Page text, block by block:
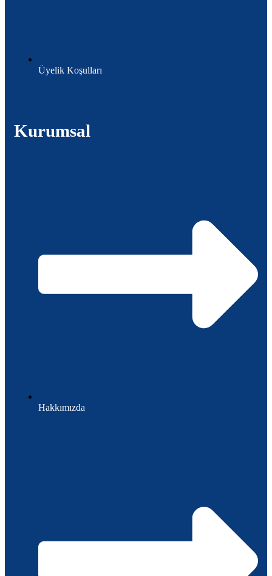
Üyelik Koşulları
Kurumsal
Hakkımızda